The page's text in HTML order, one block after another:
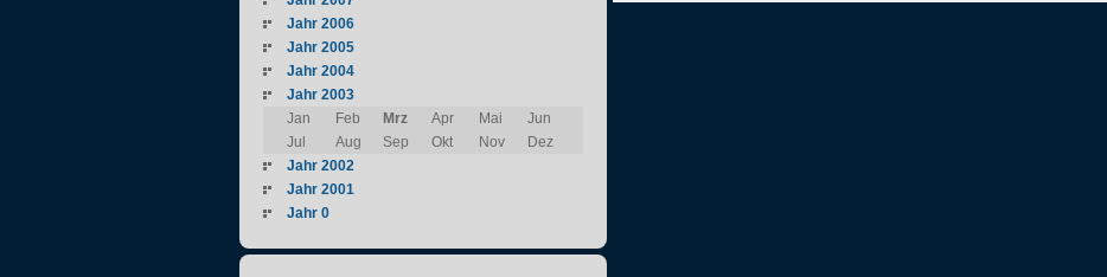
Jahr 2006
Jahr 2005
Jahr 2004
Jahr 2003
Jan
Feb Mrz Apr Mai
Jun
Jul
Aug Sep Okt Nov
Dez
Jahr 2002
Jahr 2001
Jahr 0